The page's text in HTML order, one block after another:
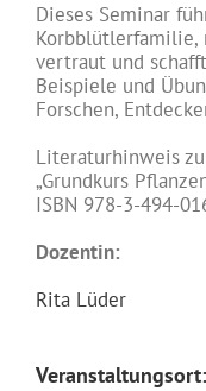
Dieses Seminar
vertraut und
Beispiele und
Forschen,
Literaturhinweis
„Grundkurs
ISBN 978-3-494-
Dozentin:
Rita Lüder
Veranstaltungsort: